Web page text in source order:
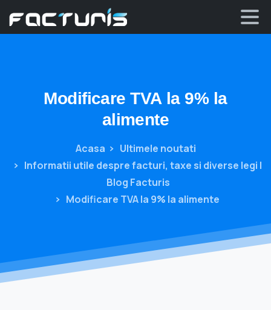
Modificare TVA la 9% la
alimente
Acasa
Ultimele noutati
Informatii utile despre facturi, taxe si diverse legi |
Blog Facturis
Modificare TVA la 9% la alimente